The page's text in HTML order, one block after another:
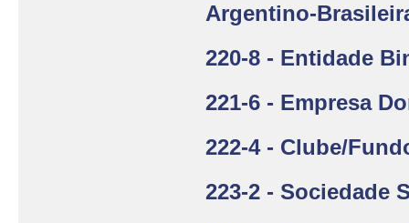
Argentino-
220-8 - Entidade
221-6 - Empresa
222-4 - Clube/
223-2 - Sociedade